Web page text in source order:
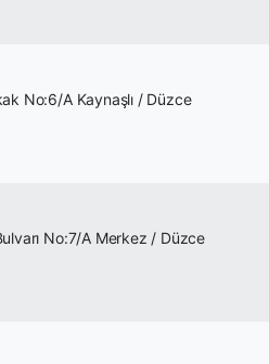
No:6/A Kaynaşlı / Düzce
No:7/A Merkez / Düzce